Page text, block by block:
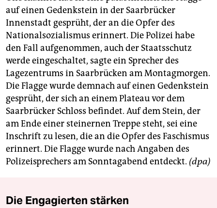
auf einen Gedenkstein in der Saarbrücker
Innenstadt gesprüht, der an die Opfer des
Nationalsozialismus erinnert. Die Polizei habe
den Fall aufgenommen, auch der Staatsschutz
werde eingeschaltet, sagte ein Sprecher des
Lagezentrums in Saarbrücken am Montagmorgen.
Die Flagge wurde demnach auf einen Gedenkstein
gesprüht, der sich an einem Plateau vor dem
Saarbrücker Schloss befindet. Auf dem Stein, der
am Ende einer steinernen Treppe steht, sei eine
Inschrift zu lesen, die an die Opfer des Faschismus
erinnert. Die Flagge wurde nach Angaben des
Polizeisprechers am Sonntagabend entdeckt. (dpa)
Die Engagierten stärken